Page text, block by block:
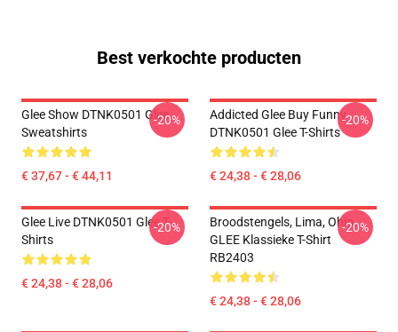
Best verkochte producten
Glee Show DTNK0501 Glee
Sweatshirts
€ 37,67 - € 44,11
-20%
Addicted Glee Buy Funny
DTNK0501 Glee T-Shirts
€ 24,38 - € 28,06
-20%
Glee Live DTNK0501 Glee T-
Shirts
€ 24,38 - € 28,06
-20%
Broodstengels, Lima, Ohio,
GLEE Klassieke T-Shirt
RB2403
€ 24,38 - € 28,06
-20%